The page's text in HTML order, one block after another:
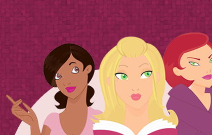
.